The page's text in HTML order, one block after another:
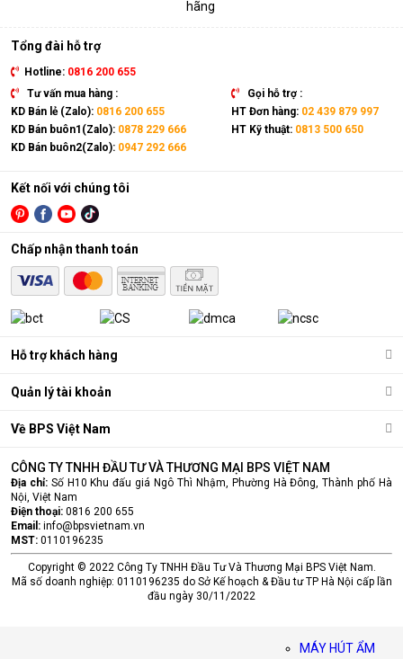
hãng
Tổng đài hỗ trợ
Hotline: 0816 200 655
Tư vấn mua hàng :
KD Bán lẻ (Zalo): 0816 200 655
KD Bán buôn1(Zalo): 0878 229 666
KD Bán buôn2(Zalo): 0947 292 666
Gọi hỗ trợ :
HT Đơn hàng: 02 439 879 997
HT Kỹ thuật: 0813 500 650
Hỗ trợ khách hàng
Quản lý tài khoản
Về BPS Việt Nam
Kết nối với chúng tôi
Chấp nhận thanh toán
CÔNG TY TNHH ĐẦU TƯ VÀ THƯƠNG MẠI BPS VIỆT NAM
Địa chỉ: Số H10 Khu đấu giá Ngô Thì Nhậm, Phường Hà Đông, Thành phố Hà
Nội, Việt Nam
Điện thoại: 0816 200 655
Email: info@bpsvietnam.vn
MST: 0110196235
Copyright © 2022 Công Ty TNHH Đầu Tư Và Thương Mại BPS Việt Nam.
Mã số doanh nghiệp: 0110196235 do Sở Kế hoạch & Đầu tư TP Hà Nội cấp lần
đầu ngày 30/11/2022
MÁY HÚT ẨM